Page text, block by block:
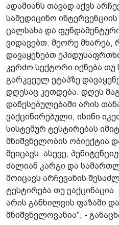
ადამიანს თავად აქვს
სამედიცინო ინტერვენციის
ცალსახა და
ვიდავებთ. მეორე მხარეა,
დავაყენებთ
კერძო სექტორი იქნება თუ
გარკვეულ ეტაპზე
დღესაც კეთდება. დღეს
დაწესებულებაში არის
ვაქცინირებული, ისინი
სისტემურ ტესტირებას
მნიშვნელობის ობიექტია
შეიცავს. ასევე,
ძალიან კარგი და
მოიცავს არჩევანის
ტესტირება თუ
არის განხილვის ფაზაში
მნიშვნელოვანია", -